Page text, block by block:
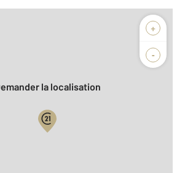
+
-
Biens vendus
Demander la localisation